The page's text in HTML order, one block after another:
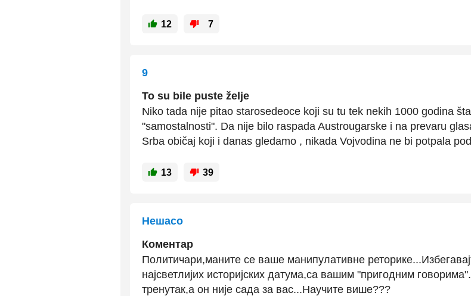
12 7
9
To su bile puste želje
Niko tada nije pitao starosedeoce koji su tu tek nekih 1000 godina
"samostalnosti". Da nije bilo raspada Austrougarske i na prevaru
Srba običaj koji i danas gledamo , nikada Vojvodina ne bi potpala
13 39
Нешасо
Коментар
Политичари,маните се ваше манипулативне
најсветлијих историјских датума,са вашим "пригодним
тренутак,а он није сада за вас...Научите више???